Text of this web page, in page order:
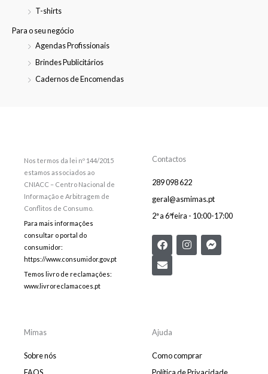
T-shirts
Para o seu negócio
Agendas Profissionais
Brindes Publicitários
Cadernos de Encomendas
Nos termos da lei nº 144/2015
estamos associados ao
CNIACC – Centro Nacional de
Informação e Arbitragem de
Conflitos de Consumo.
Para mais informações
consultar o portal do
consumidor:
https://www.consumidor.gov.pt
Temos livro de reclamações:
www.livroreclamacoes.pt
Contactos
289 098 622
geral@asmimas.pt
2ª a 6ªfeira - 10:00-17:00
F
a
c
e
b
I
n
s
F
a
c
e
E
n
v
e
l
Mimas
Sobre nós
FAQS
Ajuda
Como comprar
Política de Privacidade